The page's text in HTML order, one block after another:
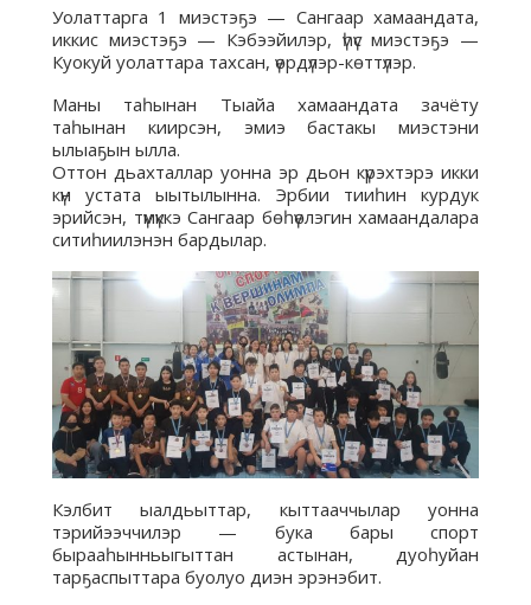
Уолаттарга 1 миэстэҕэ — Сангаар хамаандата,
иккис миэстэҕэ — Кэбээйилэр, үһүс миэстэҕэ —
Куокуй уолаттара тахсан, үөрдүлэр-көттүлэр.
Маны таһынан Тыайа хамаандата зачёту
таһынан киирсэн, эмиэ бастакы миэстэни
ылыаҕын ылла.
Оттон дьахталлар уонна эр дьон күрэхтэрэ икки
күн устата ыытылынна. Эрбии тииһин курдук
эрийсэн, түмүккэ Сангаар бөһүөлэгин хамаандалара
ситиһиилэнэн бардылар.
Кэлбит ыалдьыттар, кыттааччылар уонна
тэрийээччилэр — бука бары спорт
бырааһынньыгыттан астынан, дуоһуйан
тарҕаспыттара буолуо диэн эрэнэбит.